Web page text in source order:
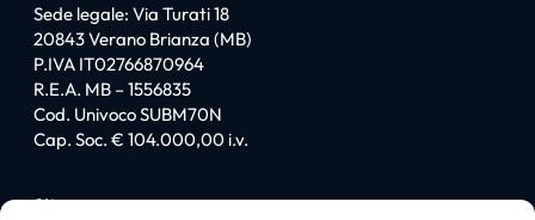
Sede legale: Via Turati 18
20843 Verano Brianza (MB)
P.IVA IT02766870964
R.E.A. MB – 1556835
Cod. Univoco SUBM70N
Cap. Soc. € 104.000,00 i.v.
Sitemap